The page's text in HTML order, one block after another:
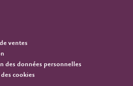
ventes
des données personnelles
cookies